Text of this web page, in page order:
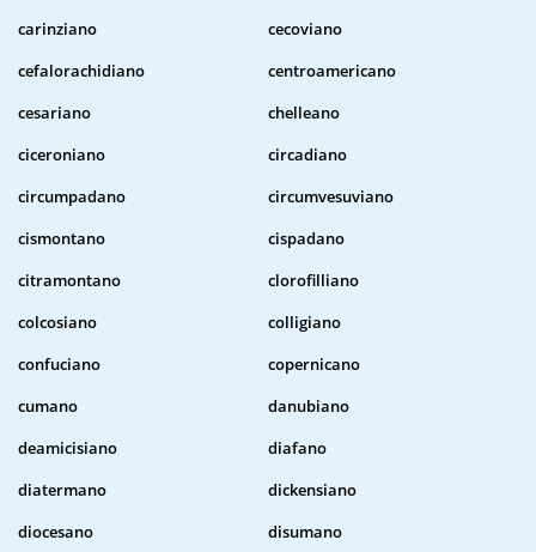
carinziano
cecoviano
cefalorachidiano
centroamericano
cesariano
chelleano
ciceroniano
circadiano
circumpadano
circumvesuviano
cismontano
cispadano
citramontano
clorofilliano
colcosiano
colligiano
confuciano
copernicano
cumano
danubiano
deamicisiano
diafano
diatermano
dickensiano
diocesano
disumano